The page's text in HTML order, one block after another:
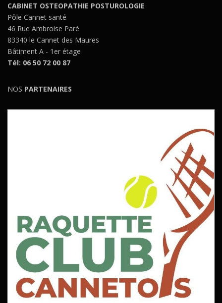
CABINET OSTEOPATHIE POSTUROLOGIE
Pôle Cannet santé
46 Rue Ambroise Paré
83340 le Cannet des Maures
Bâtiment A - 1er étage
Tél: 06 50 72 00 87
NOS PARTENAIRES